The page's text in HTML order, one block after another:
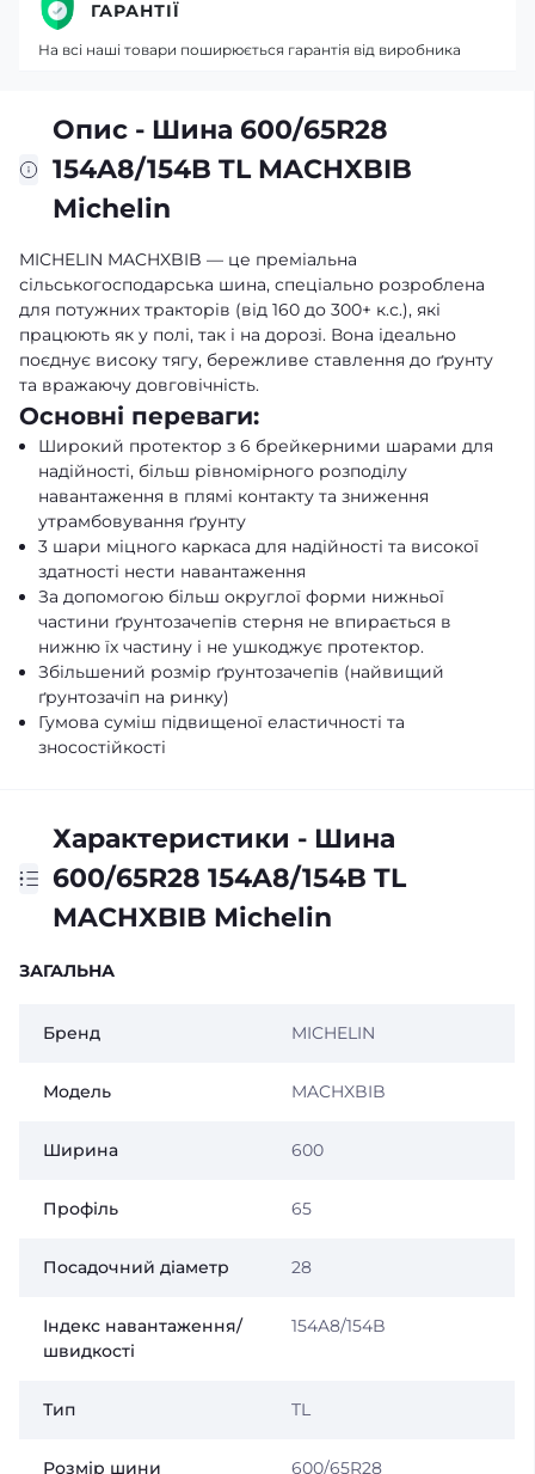
Опис - Шина 600/65R28
154A8/154B TL MACHXBIB
Michelin
MICHELIN MACHXBIB — це преміальна
сільськогосподарська шина, спеціально розроблена
для потужних тракторів (від 160 до 300+ к.с.), які
працюють як у полі, так і на дорозі. Вона ідеально
поєднує високу тягу, бережливе ставлення до ґрунту
та вражаючу довговічність.
Основні переваги:
Широкий протектор з 6 брейкерними шарами для
надійності, більш рівномірного розподілу
навантаження в плямі контакту та зниження
утрамбовування ґрунту
3 шари міцного каркаса для надійності та високої
здатності нести навантаження
За допомогою більш округлої форми нижньої
частини ґрунтозачепів стерня не впирається в
нижню їх частину і не ушкоджує протектор.
Збільшений розмір ґрунтозачепів (найвищий
ґрунтозачіп на ринку)
Гумова суміш підвищеної еластичності та
зносостійкості
Характеристики - Шина
600/65R28 154A8/154B TL
MACHXBIB Michelin
ЗАГАЛЬНА
Бренд MICHELIN
Модель MACHXBIB
Ширина 600
Профіль 65
Посадочний діаметр 28
Індекс навантаження/
швидкості
154A8/154B
Тип TL
Розмір шини 600/65R28
ГАРАНТІЇ
На всі наші товари поширюється гарантія від виробника